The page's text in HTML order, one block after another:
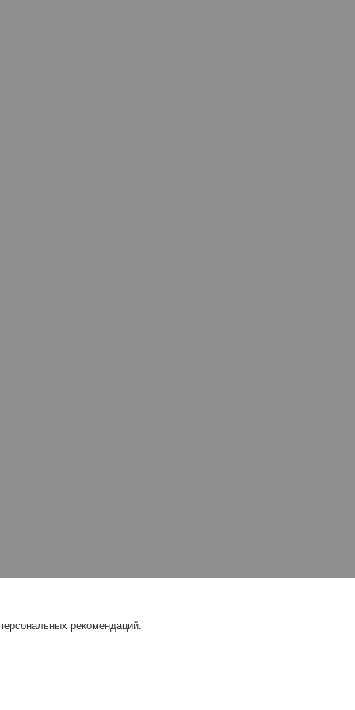
рекомендаций.